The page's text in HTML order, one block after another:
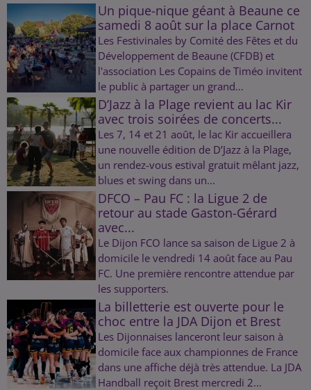
Un pique-nique géant à Beaune ce
samedi 8 août sur la place Carnot
Les Festivinales by Comité des Fêtes et du
Développement de Beaune (CFDB) et
l'association Les Copains de Timéo invitent
le public à partager un grand...
D’Jazz à la Plage revient au lac Kir
avec trois soirées de concerts...
Les 7, 14 et 21 août, le lac Kir accueillera
une nouvelle édition de D’Jazz à la Plage,
un rendez-vous estival gratuit mêlant jazz,
blues et swing dans un...
DFCO – Pau FC : la Ligue 2 de
retour au stade Gaston-Gérard
avec...
Le Dijon FCO lance sa saison de Ligue 2 à
domicile le vendredi 14 août face au Pau
FC. Une première rencontre attendue par
les supporters.
La billetterie est ouverte pour le
choc entre la JDA Dijon et Brest
Les Dijonnaises lanceront leur saison à
domicile face aux championnes de France
dans une affiche déjà très attendue. La JDA
Handball reçoit Brest mercredi 2...